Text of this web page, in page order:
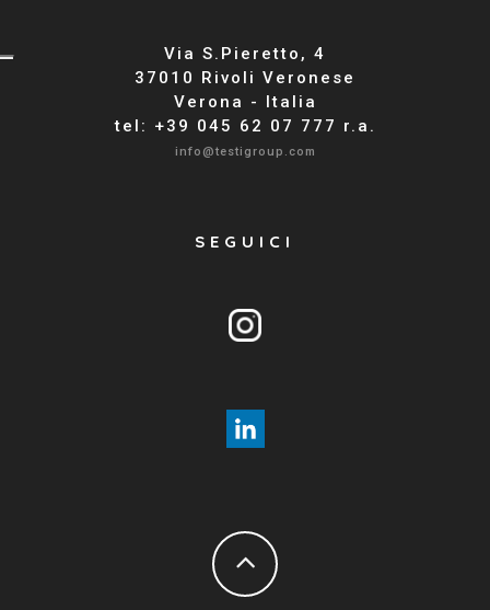
Via S.Pieretto, 4
37010 Rivoli Veronese
Verona - Italia
tel: +39 045 62 07 777 r.a.
info@testigroup.com
SEGUICI